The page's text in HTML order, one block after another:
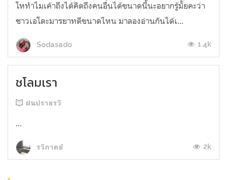
โหทำไมเค้าถึงได้คิดถึงคนอื่นได้ขนาดนี้นะอยากรู้มั้ยคะว่า
ชาวเอโดะมารยาทดีขนาดไหน มาลองอ่านกันได้เ...
Sodasado 1.4k
ชโลมเรา
ฝนปรายรวี
...
รวีภาคย์ 2k